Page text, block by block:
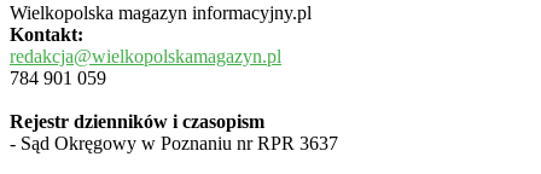
Wielkopolska magazyn informacyjny.pl
Kontakt:
redakcja@wielkopolskamagazyn.pl
784 901 059
Rejestr dzienników i czasopism
- Sąd Okręgowy w Poznaniu nr RPR 3637